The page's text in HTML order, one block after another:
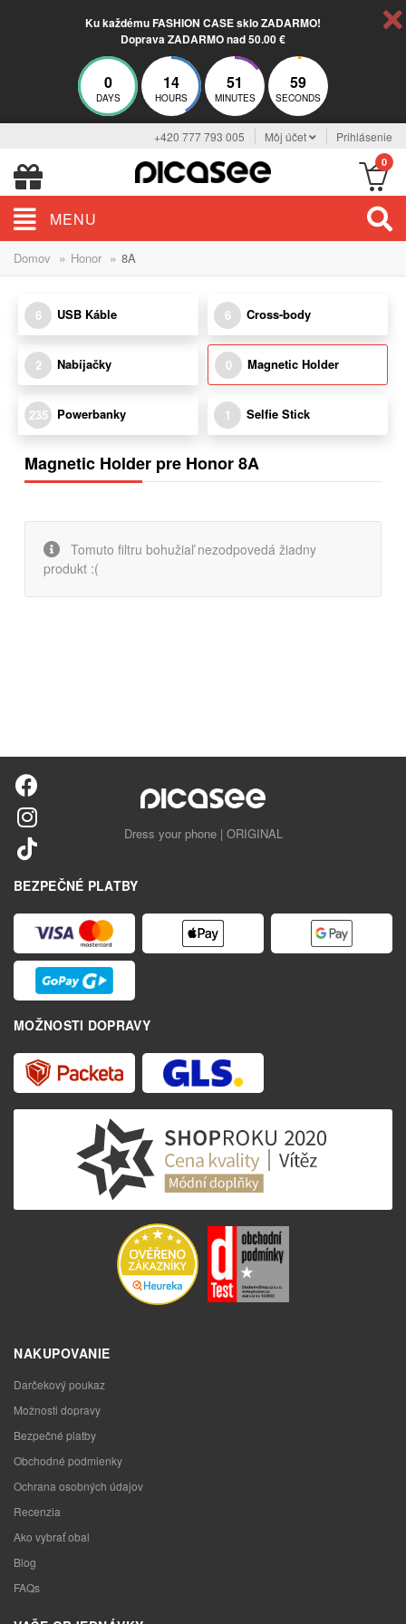
Ku každému FASHION CASE sklo ZADARMO!
Doprava ZADARMO nad 50.00 €
0
DAYS
14
HOURS
51
MINUTES
59
SECONDS
+420 777 793 005 Môj účet Prihlásenie
0
MENU
Domov » Honor » 8A
6 USB Káble 6 Cross-body
2 Nabíjačky 0 Magnetic Holder
235 Powerbanky 1 Selfie Stick
Magnetic Holder pre Honor 8A
Tomuto filtru bohužiaľ nezodpovedá žiadny
produkt :(
Dress your phone | ORIGINAL
BEZPEČNÉ PLATBY
MOŽNOSTI DOPRAVY
NAKUPOVANIE
Darčekový poukaz
Možnosti dopravy
Bezpečné platby
Obchodné podmienky
Ochrana osobných údajov
Recenzia
Ako vybrať obal
Blog
FAQs